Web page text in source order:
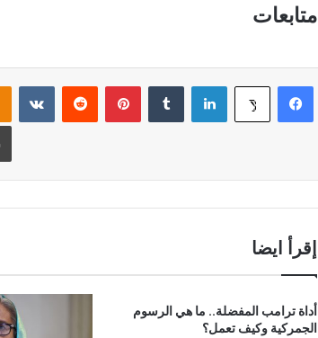
متابعات
فيسبوك ‫X لينكدإن بينتيريست
إقرأ ايضا
أداة ترامب المفضلة.. ما هي الرسوم
الجمركية وكيف تعمل؟